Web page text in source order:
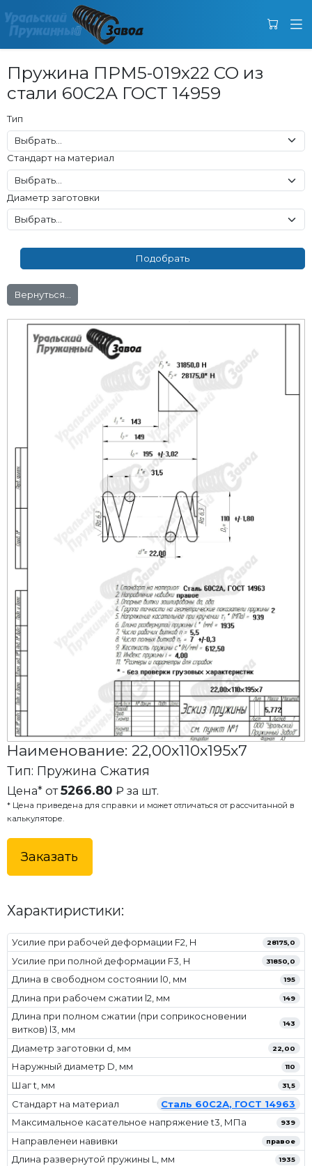
Пружина ПРМ5-019х22 СО из
стали 60С2А ГОСТ 14959
Тип
Стандарт на материал
Диаметр заготовки
Вернуться...
Наименование: 22,00x110x195x7
Тип: Пружина Сжатия
Цена* от5266.80 ₽ за шт.
* Цена приведена для справки и может отличаться от рассчитанной в
калькуляторе.
Заказать
Характиристики:
Усилие при рабочей деформации F2, Н 28175,0
Усилие при полной деформации F3, Н 31850,0
Длина в свободном состоянии l0, мм 195
Длина при рабочем сжатии l2, мм 149
Длина при полном сжатии (при соприкосновении
витков) l3, мм
143
Диаметр заготовки d, мм 22,00
Наружный диаметр D, мм 110
Шаг t, мм 31,5
Стандарт на материал
Сталь 60С2А, ГОСТ 14963
Максимальное касательное напряжение t3, МПа
939
Направленеи навивки правое
Длина развернутой пружины L, мм 1935